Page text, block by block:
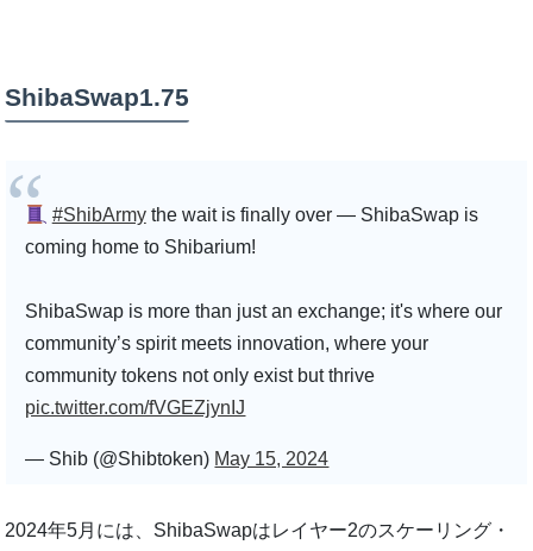
ShibaSwap1.75
#ShibArmythe wait is finally over — ShibaSwap is
coming home to Shibarium!
ShibaSwap is more than just an exchange; it's where our
community’s spirit meets innovation, where your
community tokens not only exist but thrive
pic.twitter.com/fVGEZjynIJ
— Shib (@Shibtoken) May 15, 2024
2024年5月には、ShibaSwapはレイヤー2のスケーリング・